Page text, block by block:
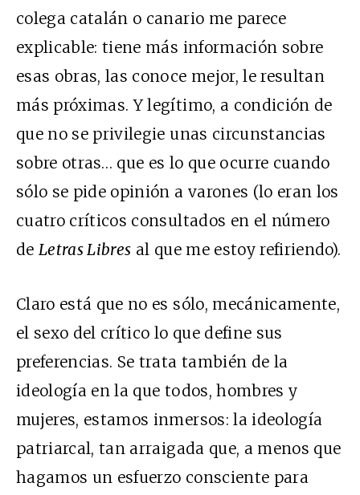
colega catalán o canario me parece
explicable: tiene más información sobre
esas obras, las conoce mejor, le resultan
más próximas. Y legítimo, a condición de
que no se privilegie unas circunstancias
sobre otras… que es lo que ocurre cuando
sólo se pide opinión a varones (lo eran los
cuatro críticos consultados en el número
deLetras Libres al que me estoy refiriendo).
Claro está que no es sólo, mecánicamente,
el sexo del crítico lo que define sus
preferencias. Se trata también de la
ideología en la que todos, hombres y
mujeres, estamos inmersos: la ideología
patriarcal, tan arraigada que, a menos que
hagamos un esfuerzo consciente para